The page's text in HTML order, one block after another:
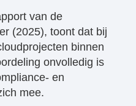
van de
(2025), toont dat bij
binnen
onvolledig is
en
mee.